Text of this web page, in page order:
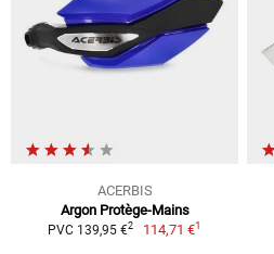
ACERBIS
Argon Protège-Mains
PVC 139,95 €2 114,71 €1